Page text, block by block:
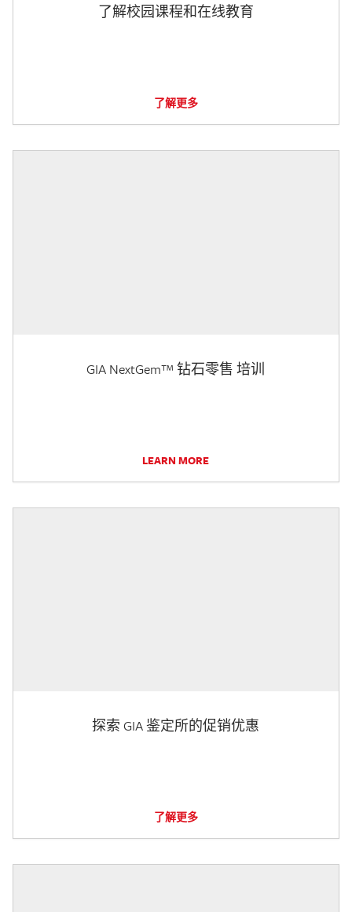
了解校园课程和在线教育
了解更多
GIA NextGem™ 钻石零售 培训
LEARN MORE
探索 GIA 鉴定所的促销优惠
了解更多